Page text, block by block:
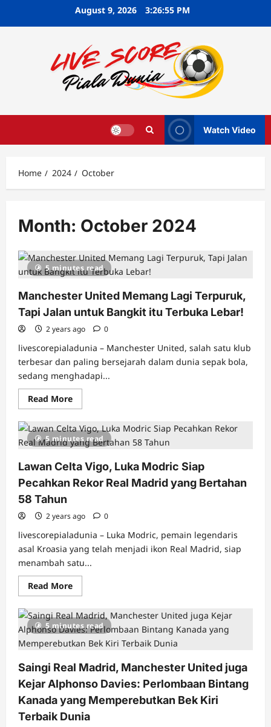
August 9, 2026 3:26:56 PM
Watch Video
Home 2024 October
Month: October 2024
5 minutes read
Manchester United Memang Lagi Terpuruk,
Tapi Jalan untuk Bangkit itu Terbuka Lebar!
2 years ago 0
livescorepialadunia – Manchester United, salah satu klub
terbesar dan paling bersejarah dalam dunia sepak bola,
sedang menghadapi...
Read MoreRead
more
Manchester
United
Memang
Lagi
Tapi
Jalan
untuk
Bangkit
Lebar!
5 minutes read
Lawan Celta Vigo, Luka Modric Siap
Pecahkan Rekor Real Madrid yang Bertahan
58 Tahun
2 years ago 0
livescorepialadunia – Luka Modric, pemain legendaris
asal Kroasia yang telah menjadi ikon Real Madrid, siap
menambah satu...
Read MoreRead
more
Lawan
Celta
Vigo,
Luka
Modric
Pecahkan
Rekor
Madrid
yang
Bertahan
58
Tahun
5 minutes read
Saingi Real Madrid, Manchester United juga
Kejar Alphonso Davies: Perlombaan Bintang
Kanada yang Memperebutkan Bek Kiri
Terbaik Dunia